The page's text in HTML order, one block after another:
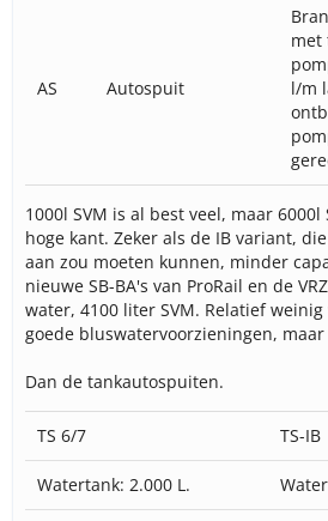
AS Autospuit
met
l/m
1000l SVM is al best veel, maar
hoge kant. Zeker als de IB variant,
aan zou moeten kunnen, minder
nieuwe SB-BA's van ProRail en de
water, 4100 liter SVM. Relatief
goede bluswatervoorzieningen,
Dan de tankautospuiten.
TS 6/7 TS-IB
Watertank: 2.000 L.